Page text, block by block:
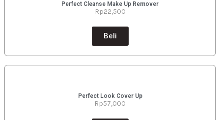
Perfect Cleanse Make Up Remover
Rp22,500
Beli
Perfect Look Cover Up
Rp57,000